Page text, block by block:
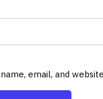
name, email, and